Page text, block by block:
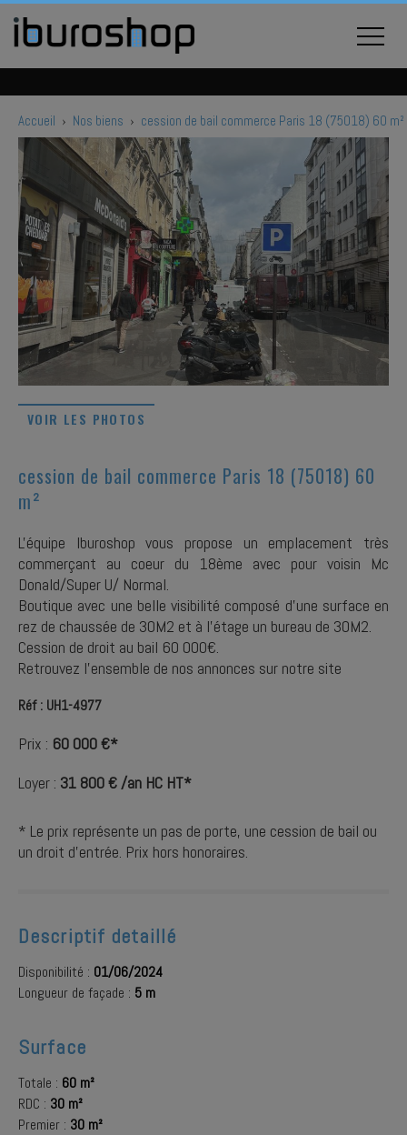
Accueil › Nos biens › cession de bail commerce Paris 18 (75018) 60 m²
VOIR LES PHOTOS
cession de bail commerce Paris 18 (75018) 60
m²
L'équipe Iburoshop vous propose un emplacement très
commerçant au coeur du 18ème avec pour voisin Mc
Donald/Super U/ Normal.
Boutique avec une belle visibilité composé d'une surface en
rez de chaussée de 30M2 et à l'étage un bureau de 30M2.
Cession de droit au bail 60 000€.
Retrouvez l'ensemble de nos annonces sur notre site
Réf : UH1-4977
Prix : 60 000 €*
Loyer : 31 800 € /an HC HT*
* Le prix représente un pas de porte, une cession de bail ou
un droit d'entrée. Prix hors honoraires.
Descriptif detaillé
Disponibilité : 01/06/2024
Longueur de façade : 5 m
Surface
Totale : 60 m²
RDC : 30 m²
Premier : 30 m²